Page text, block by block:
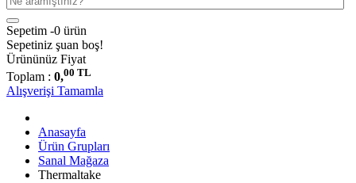
Sepetim -0 ürün
Sepetiniz şuan boş!
Ürününüz Fiyat
Toplam : 0,00 TL
Alışverişi Tamamla
Anasayfa
Ürün Grupları
Sanal Mağaza
Thermaltake